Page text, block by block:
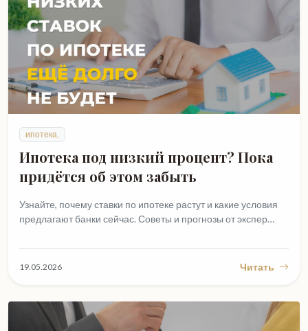
ипотека,
Ипотека под низкий процент? Пока
придётся об этом забыть
Узнайте, почему ставки по ипотеке растут и какие условия
предлагают банки сейчас. Советы и прогнозы от экспер…
19.05.2026 Читать